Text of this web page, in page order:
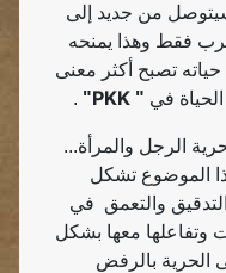
من جديد إلى
فقط وهذا يمنحه
تصبح أكثر معنى
في "
PKK
"
.
الرجل والمرأة...
الموضوع تشكل
والتعمق في
وتفاعلها معها بشكل
بالرفض